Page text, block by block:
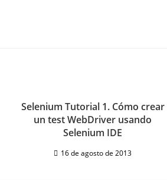
Selenium Tutorial 1. Cómo crear
un test WebDriver usando
Selenium IDE
16 de agosto de 2013